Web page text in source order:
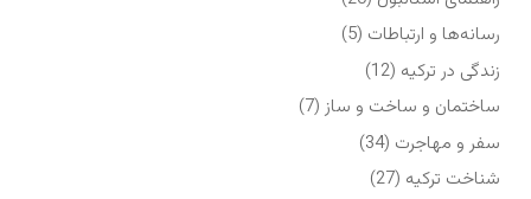
رسانه‌ها و ارتباطات (5)
زندگی در ترکیه (12)
ساختمان و ساخت و ساز(7)
سفر و مهاجرت (34)
شناخت ترکیه (27)